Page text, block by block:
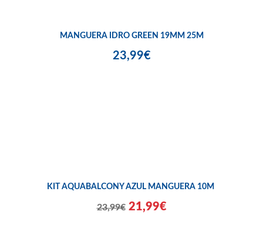
MANGUERA IDRO GREEN 19MM 25M
23,99€
KIT AQUABALCONY AZUL MANGUERA 10M
23,99€ 21,99€